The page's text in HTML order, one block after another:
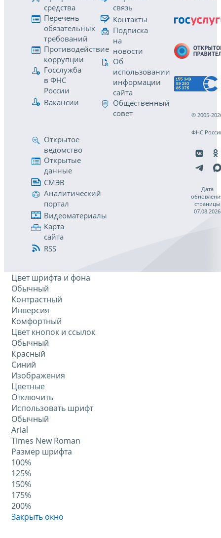
средства
Перечень
обязательных
требований
Противодействие
коррупции
Госслужба
в ФНС
России
Вакансии
связь
Контакты
Подписка
на
новости
Об
использовании
информации
сайта
Общественный
совет
Открытое
ведомство
Открытые
данные
СМЭВ
Аналитический
портал
Видеоматериалы
Карта
сайта
RSS
© 2005-
ФНС
Дата
страницы
07.08.2026
Цвет шрифта и фона
Обычный
Контрастный
Инверсия
Комфортный
Цвет кнопок и ссылок
Обычный
Красный
Синий
Изображения
Цветные
Отключить
Использовать шрифт
Обычный
Arial
Times New Roman
Размер шрифта
100%
125%
150%
175%
200%
Закрыть окно